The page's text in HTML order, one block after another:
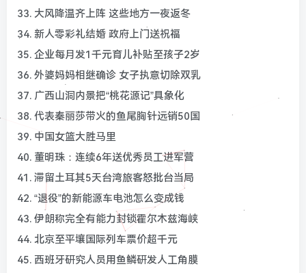
33. 大风降温齐上阵 这些地方一夜返冬
34. 新人零彩礼结婚 政府上门送祝福
35. 企业每月发1千元育儿补贴至孩子2岁
36. 外婆妈妈相继确诊 女子执意切除双乳
37. 广西山洞内景把“桃花源记”具象化
38. 代表秦丽莎带火的鱼尾胸针远销50国
39. 中国女篮大胜马里
40. 董明珠：连续6年送优秀员工进军营
41. 滞留土耳其5天台湾旅客怒批台当局
42. “退役”的新能源车电池怎么变成钱
43. 伊朗称完全有能力封锁霍尔木兹海峡
44. 北京至平壤国际列车票价超千元
45. 西班牙研究人员用鱼鳞研发人工角膜